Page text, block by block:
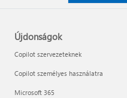
Újdonságok
Copilot szervezeteknek
Copilot személyes használatra
Microsoft 365